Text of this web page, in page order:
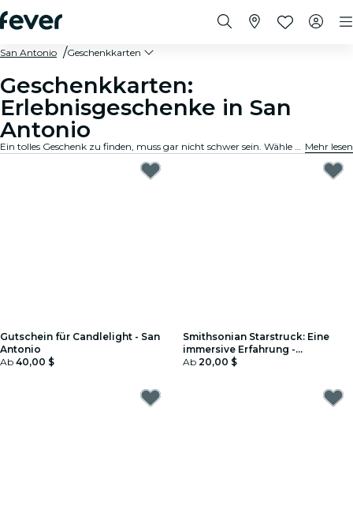
San Antonio Geschenkkarten
Geschenkkarten:
Erlebnisgeschenke in San
Antonio
Ein tolles Geschenk zu finden, muss gar nicht schwer sein. Wähle die Karte aus, passe den Betrag an und verschenke ein Erlebnis, an das sich der Beschenkte noch lange erinnern wird. Schnell, flexibel und kinderleicht. Mehr lesen
Gutschein für Candlelight - San
Antonio
Ab 40,00 $
Smithsonian Starstruck: Eine
immersive Erfahrung -
Geschenkgutschein
Ab 20,00 $